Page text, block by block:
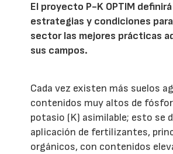
El proyecto P-K OPTIM
estrategias y condiciones
sector las mejores prácticas
sus campos.
Cada vez existen más suelos
contenidos muy altos de
potasio (K) asimilable; esto se
aplicación de fertilizantes,
orgánicos, con contenidos